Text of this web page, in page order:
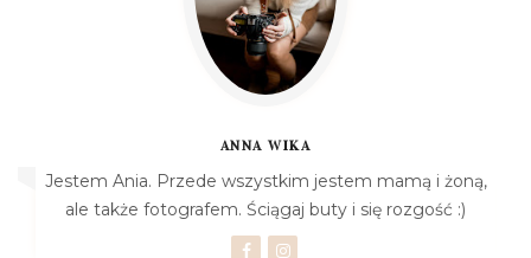
ANNA WIKA
Jestem Ania. Przede wszystkim jestem mamą i żoną,
ale także fotografem. Ściągaj buty i się rozgość :)